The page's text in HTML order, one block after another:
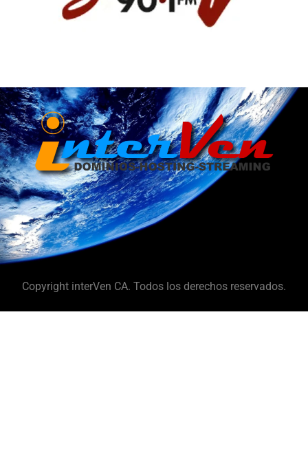
Copyright interVen CA. Todos los derechos reservados.